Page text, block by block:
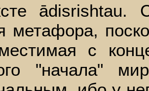
ādisrishtau.
метафора,
с
"начала"